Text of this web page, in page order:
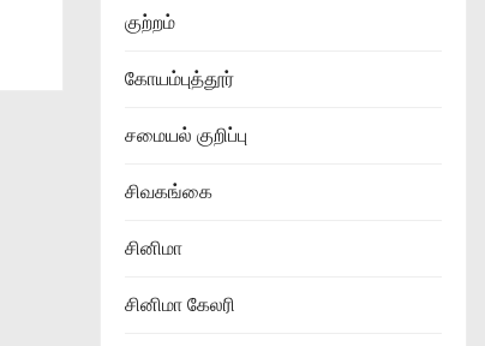
குற்றம்
கோயம்புத்தூர்
சமையல் குறிப்பு
சிவகங்கை
சினிமா
சினிமா கேலரி